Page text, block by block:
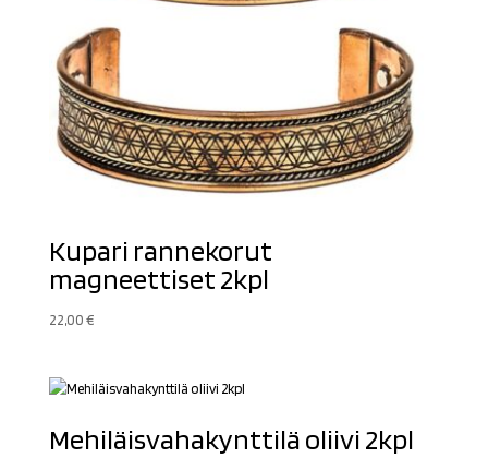
Kupari rannekorut
magneettiset 2kpl
22,00€
Mehiläisvahakynttilä oliivi 2kpl